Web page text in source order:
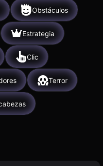
Obstáculos
Estrategia
Clic
Terror